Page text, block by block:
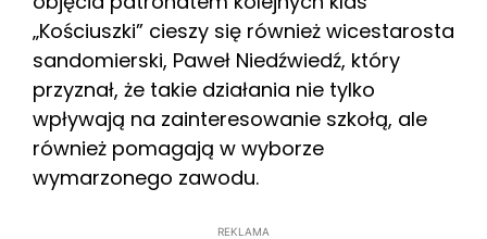
„Kościuszki” cieszy się również wicestarosta
sandomierski, Paweł Niedźwiedź, który
przyznał, że takie działania nie tylko
wpływają na zainteresowanie szkołą, ale
również pomagają w wyborze
wymarzonego zawodu.
REKLAMA